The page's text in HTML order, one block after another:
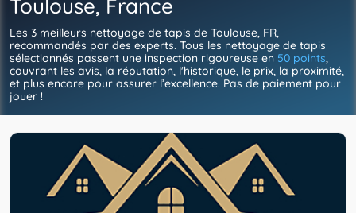
Toulouse, France
Les 3 meilleurs nettoyage de tapis de Toulouse, FR,
recommandés par des experts. Tous les nettoyage de tapis
sélectionnés passent une inspection rigoureuse en 50 points,
couvrant les avis, la réputation, l'historique, le prix, la proximité,
et plus encore pour assurer l’excellence. Pas de paiement pour
jouer !